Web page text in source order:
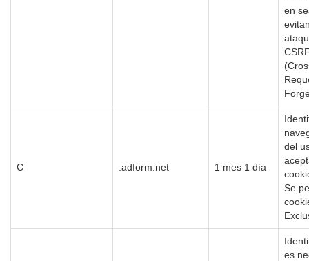
en
C .adform.net 1 mes 1 día
del
Se
es